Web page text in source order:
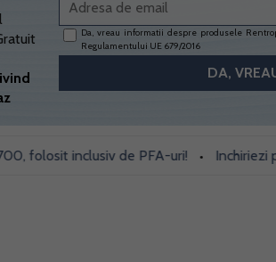
Da, vreau informatii despre produsele
Regulamentului UE 679/2016
inclusiv de PFA-uri! • Inchiriezi prin